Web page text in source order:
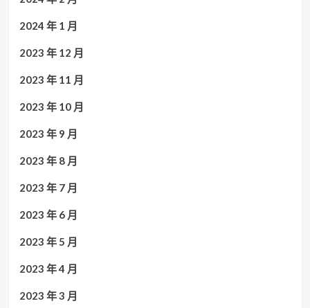
2024 年 1 月
2023 年 12 月
2023 年 11 月
2023 年 10 月
2023 年 9 月
2023 年 8 月
2023 年 7 月
2023 年 6 月
2023 年 5 月
2023 年 4 月
2023 年 3 月